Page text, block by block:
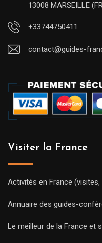
13008 MARSEILLE
+33744750411
contact@guides-
Visiter la France
Activités en France
Annuaire des guides-
Le meilleur de la France et